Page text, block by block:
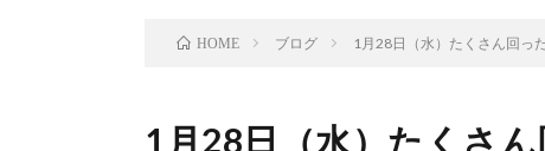
HOME ブログ 1月28日（水）たくさん回っ
1月28日（水）たくさ